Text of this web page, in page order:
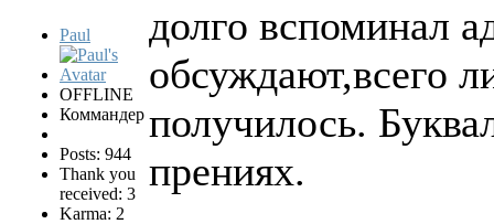
Paul
OFFLINE
Коммандер
Posts: 944
Thank you
received: 3
Karma: 2
долго вспоминал
обсуждают,всего
получилось.
прениях.